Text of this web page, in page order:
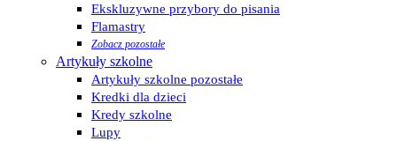
Ekskluzywne przybory do pisania
Flamastry
Zobacz pozostałe
Artykuły szkolne
Artykuły szkolne pozostałe
Kredki dla dzieci
Kredy szkolne
Lupy